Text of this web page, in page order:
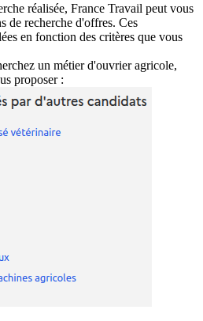
réalisée, France Travail peut vous
de recherche d'offres. Ces
en fonction des critères que vous
un métier d'ouvrier agricole,
proposer :